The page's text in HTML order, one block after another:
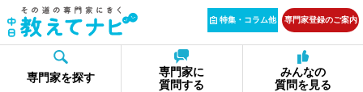
特集・コラム他 専門家登録のご案内
専門家を探す
専門家に
質問する
みんなの
質問を見る